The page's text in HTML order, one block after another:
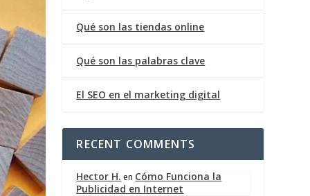
Qué son las tiendas online
Qué son las palabras clave
El SEO en el marketing digital
RECENT COMMENTS
Hector H. en Cómo Funciona la
Publicidad en Internet